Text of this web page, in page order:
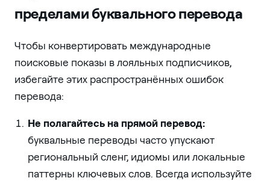
пределами буквального перевода
Чтобы конвертировать международные
поисковые показы в лояльных подписчиков,
избегайте этих распространённых ошибок
перевода:
Не полагайтесь на прямой перевод:
буквальные переводы часто упускают
региональный сленг, идиомы или локальные
паттерны ключевых слов. Всегда используйте